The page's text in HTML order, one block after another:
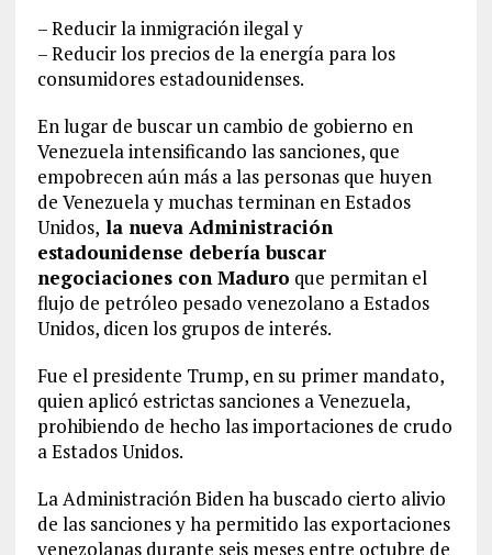
– Reducir la inmigración ilegal y
– Reducir los precios de la energía para los
consumidores estadounidenses.
En lugar de buscar un cambio de gobierno en
Venezuela intensificando las sanciones, que
empobrecen aún más a las personas que huyen
de Venezuela y muchas terminan en Estados
Unidos, la nueva Administración
estadounidense debería buscar
negociaciones con Maduro que permitan el
flujo de petróleo pesado venezolano a Estados
Unidos, dicen los grupos de interés.
Fue el presidente Trump, en su primer mandato,
quien aplicó estrictas sanciones a Venezuela,
prohibiendo de hecho las importaciones de crudo
a Estados Unidos.
La Administración Biden ha buscado cierto alivio
de las sanciones y ha permitido las exportaciones
venezolanas durante seis meses entre octubre de